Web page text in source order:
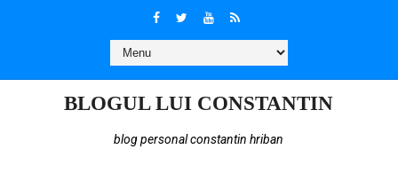
BLOGUL LUI CONSTANTIN
blog personal constantin hriban